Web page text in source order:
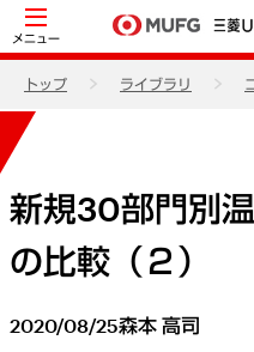
メニュー
トップ ライブラリ
新規30部門別
の比較（２）
2020/08/25森本 高司